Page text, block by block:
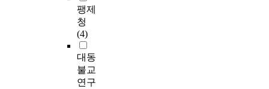
팽제
청
(4)
대동
불교
연구